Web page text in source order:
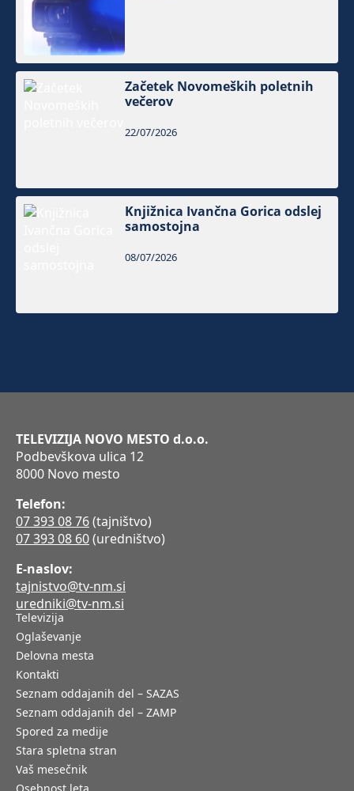
Začetek Novomeških poletnih
večerov
22/07/2026
Knjižnica Ivančna Gorica odslej
samostojna
08/07/2026
TELEVIZIJA NOVO MESTO d.o.o.
Podbevškova ulica 12
8000 Novo mesto
Telefon:
07 393 08 76(tajništvo)
07 393 08 60(uredništvo)
E-naslov:
tajnistvo@tv-nm.si
uredniki@tv-nm.si
Televizija
Oglaševanje
Delovna mesta
Kontakti
Seznam oddajanih del – SAZAS
Seznam oddajanih del – ZAMP
Spored za medije
Stara spletna stran
Vaš mesečnik